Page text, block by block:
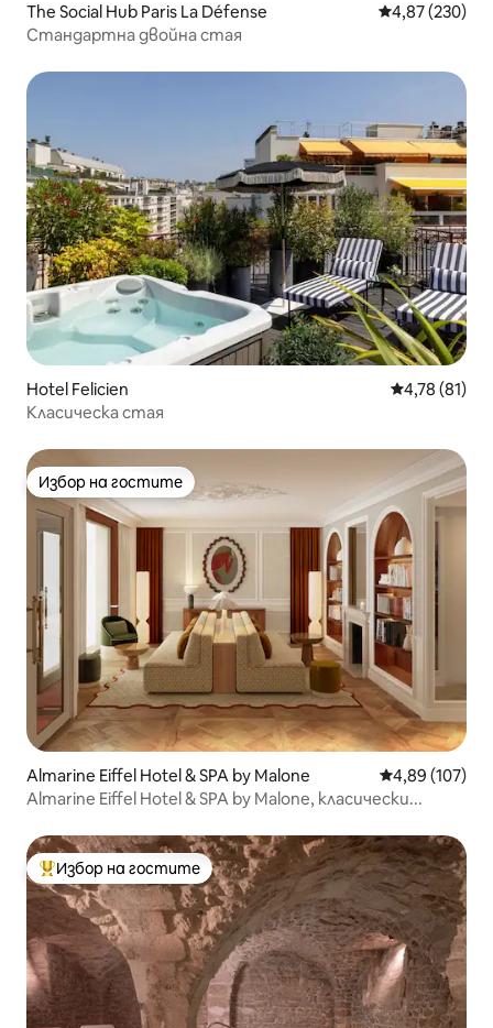
The Social Hub Paris La Défense Средна
4,87 (230)
Стандартна двойна стая
Hotel Felicien Средна
4,78 (81)
Класическа стая
Избор на гостите
Избор на гостите
Almarine Eiffel Hotel & SPA by Malone Средна
4,89 (107)
Almarine Eiffel Hotel & SPA by Malone, класически...
Най-популярен избор на гостите
Избор на гостите